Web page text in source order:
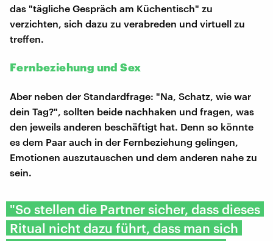
das "tägliche Gespräch am Küchentisch" zu
verzichten, sich dazu zu verabreden und virtuell zu
treffen.
Fernbeziehung und Sex
Aber neben der Standardfrage: "Na, Schatz, wie war
dein Tag?", sollten beide nachhaken und fragen, was
den jeweils anderen beschäftigt hat. Denn so könnte
es dem Paar auch in der Fernbeziehung gelingen,
Emotionen auszutauschen und dem anderen nahe zu
sein.
"So stellen die Partner sicher, dass dieses
Ritual nicht dazu führt, dass man sich